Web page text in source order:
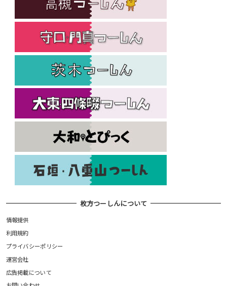
枚方つーしんについて
情報提供
利用規約
プライバシーポリシー
運営会社
広告掲載について